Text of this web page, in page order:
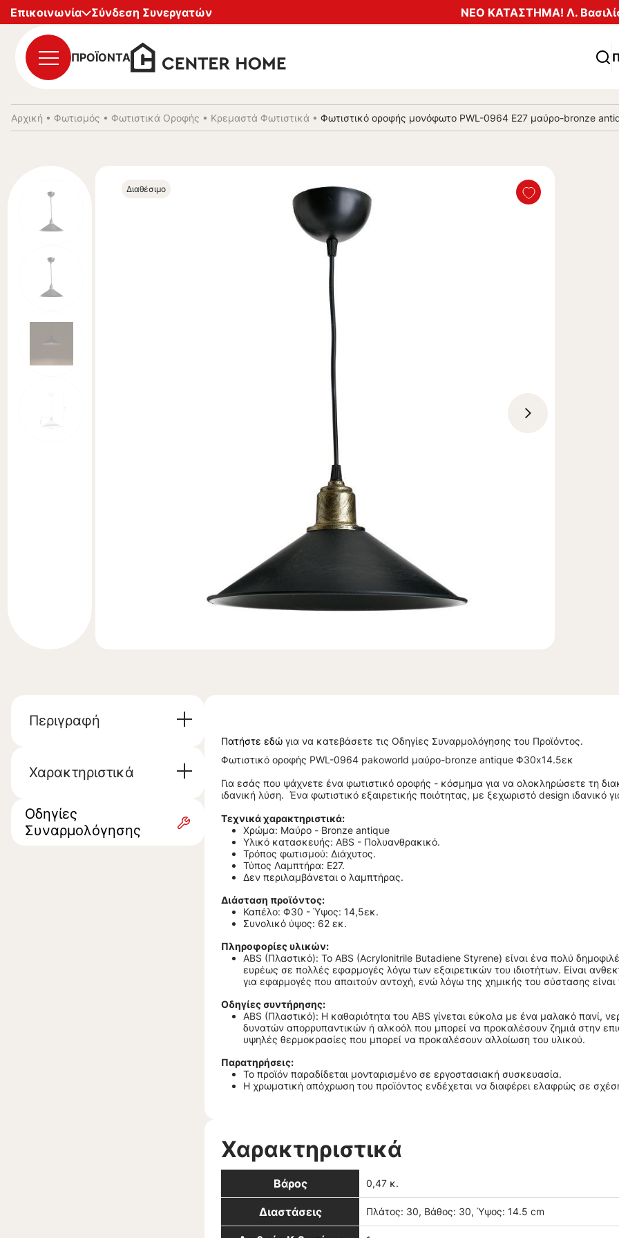
Επικοινωνία
Σύνδεση Συνεργατών ΝΕΟ ΚΑΤΑΣΤΗΜΑ! Λ.
ΠΡΟΪΟΝΤΑ
Αρχική • Φωτισμός • Φωτιστικά Οροφής • Κρεμαστά Φωτιστικά • Φωτιστικό οροφής μονόφωτο PWL-0964 Ε27 μαύρο-bronze
Διαθέσιμο
Περιγραφή
Χαρακτηριστικά
Οδηγίες
Συναρμολόγησης
Πατήστε εδώ για να κατεβάσετε τις Οδηγίες Συναρμολόγησης του Προϊόντος.
Φωτιστικό οροφής PWL-0964 pakoworld μαύρο-bronze antique Φ30x14.5εκ
Για εσάς που ψάχνετε ένα φωτιστικό οροφής - κόσμημα για να ολοκληρώσετε τη
ιδανική λύση. Ένα φωτιστικό εξαιρετικής ποιότητας, με ξεχωριστό design ιδανικό
Τεχνικά χαρακτηριστικά:
Χρώμα: Μαύρο - Bronze antique
Υλικό κατασκευής: ABS - Πολυανθρακικό.
Τρόπος φωτισμού: Διάχυτος.
Τύπος Λαμπτήρα: Ε27.
Δεν περιλαμβάνεται ο λαμπτήρας.
Διάσταση προϊόντος:
Καπέλο: Φ30 - Ύψος: 14,5εκ.
Συνολικό ύψος: 62 εκ.
Πληροφορίες υλικών:
ABS (Πλαστικό): Το ABS (Acrylonitrile Butadiene Styrene) είναι ένα πολύ
ευρέως σε πολλές εφαρμογές λόγω των εξαιρετικών του ιδιοτήτων. Είναι
για εφαρμογές που απαιτούν αντοχή, ενώ λόγω της χημικής του σύστασης
Οδηγίες συντήρησης:
ABS (Πλαστικό): Η καθαριότητα του ABS γίνεται εύκολα με ένα μαλακό πανί,
δυνατών απορρυπαντικών ή αλκοόλ που μπορεί να προκαλέσουν ζημιά στην
υψηλές θερμοκρασίες που μπορεί να προκαλέσουν αλλοίωση του υλικού.
Παρατηρήσεις:
Το προϊόν παραδίδεται μονταρισμένο σε εργοστασιακή συσκευασία.
Η χρωματική απόχρωση του προϊόντος ενδέχεται να διαφέρει ελαφρώς σε
Χαρακτηριστικά
Βάρος 0,47 κ.
Διαστάσεις Πλάτος: 30, Βάθος: 30, Ύψος: 14.5 cm